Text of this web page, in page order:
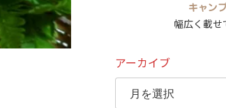
キャン
幅広く載せ
アーカイブ